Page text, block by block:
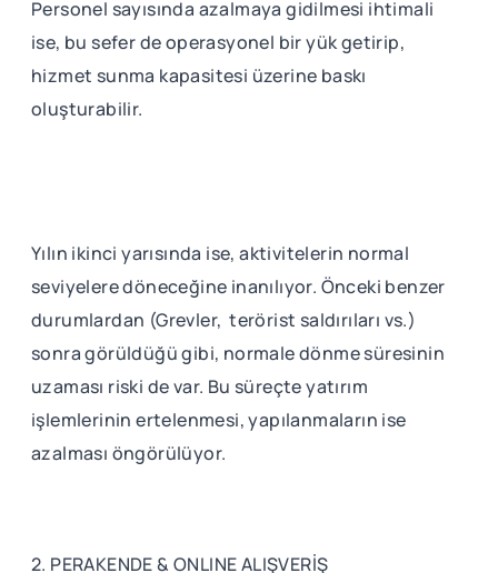
Personel sayısında azalmaya gidilmesi ihtimali
ise, bu sefer de operasyonel bir yük getirip,
hizmet sunma kapasitesi üzerine baskı
oluşturabilir.
Yılın ikinci yarısında ise, aktivitelerin normal
seviyelere döneceğine inanılıyor. Önceki benzer
durumlardan (Grevler, terörist saldırıları vs.)
sonra görüldüğü gibi, normale dönme süresinin
uzaması riski de var. Bu süreçte yatırım
işlemlerinin ertelenmesi, yapılanmaların ise
azalması öngörülüyor.
2. PERAKENDE & ONLINE ALIŞVERİŞ